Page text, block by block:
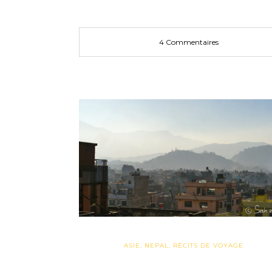
4 Commentaires
ASIE, NEPAL, RÉCITS DE VOYAGE